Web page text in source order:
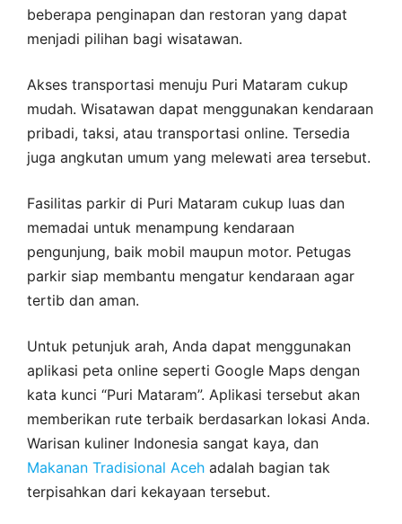
beberapa penginapan dan restoran yang dapat
menjadi pilihan bagi wisatawan.
Akses transportasi menuju Puri Mataram cukup
mudah. Wisatawan dapat menggunakan kendaraan
pribadi, taksi, atau transportasi online. Tersedia
juga angkutan umum yang melewati area tersebut.
Fasilitas parkir di Puri Mataram cukup luas dan
memadai untuk menampung kendaraan
pengunjung, baik mobil maupun motor. Petugas
parkir siap membantu mengatur kendaraan agar
tertib dan aman.
Untuk petunjuk arah, Anda dapat menggunakan
aplikasi peta online seperti Google Maps dengan
kata kunci “Puri Mataram”. Aplikasi tersebut akan
memberikan rute terbaik berdasarkan lokasi Anda.
Warisan kuliner Indonesia sangat kaya, dan
Makanan Tradisional Aceh adalah bagian tak
terpisahkan dari kekayaan tersebut.